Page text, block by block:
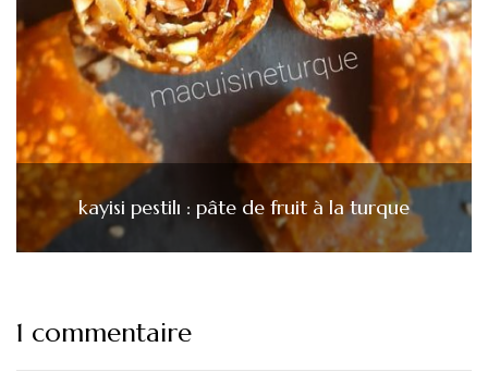
kayisi pestilı : pâte de fruit à la turque
1 commentaire